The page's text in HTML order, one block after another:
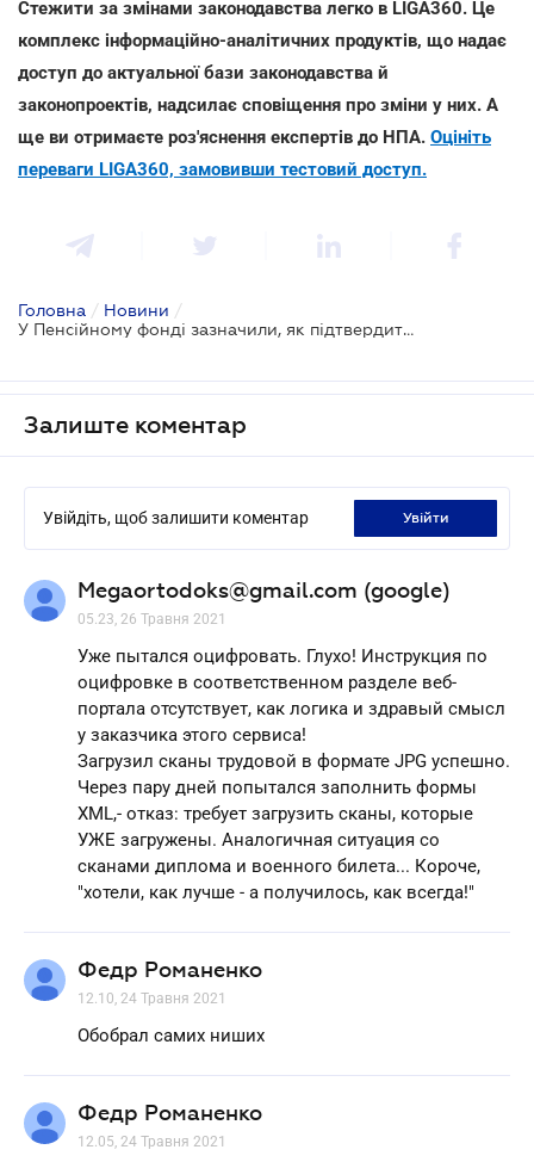
Стежити за змінами законодавства легко в LIGA360. Це
комплекс інформаційно-аналітичних продуктів, що надає
доступ до актуальної бази законодавства й
законопроектів, надсилає сповіщення про зміни у них. А
ще ви отримаєте роз'яснення експертів до НПА. Оцініть
переваги LIGA360, замовивши тестовий доступ.
Головна / Новини /
У Пенсійному фонді зазначили, як підтвердити трудовий стаж
Залиште коментар
Увійдіть, щоб залишити коментар увійти
Megaortodoks@gmail.com (google)
05.23, 26 Травня 2021
Уже пытался оцифровать. Глухо! Инструкция по
оцифровке в соответственном разделе веб-
портала отсутствует, как логика и здравый смысл
у заказчика этого сервиса!
Загрузил сканы трудовой в формате JPG успешно.
Через пару дней попытался заполнить формы
XML,- отказ: требует загрузить сканы, которые
УЖЕ загружены. Аналогичная ситуация со
сканами диплома и военного билета... Короче,
"хотели, как лучше - а получилось, как всегда!"
Федр Романенко
12.10, 24 Травня 2021
Обобрал самих ниших
Федр Романенко
12.05, 24 Травня 2021